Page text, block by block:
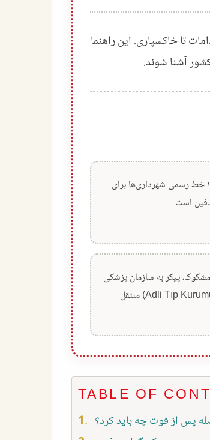
تا خاکسپاری. این راهنما
آشنا شوند.
شماره ۱۸۸ خط رسمی شهرداری‌ها برای
است
پیکر به سازمان پزشکی
قانونی (Adli Tıp Kurumu) منتقل
TABLE OF
پس از فوت چه باید کرد؟